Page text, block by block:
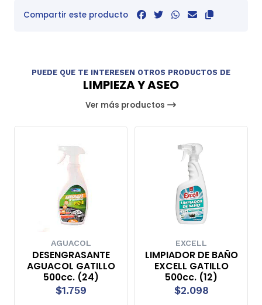
Compartir este producto
PUEDE QUE TE INTERESEN OTROS PRODUCTOS DE
LIMPIEZA Y ASEO
Ver más productos
AGUACOL
DESENGRASANTE
AGUACOL GATILLO
500cc. (24)
$1.759
EXCELL
LIMPIADOR DE BAÑO
EXCELL GATILLO
500cc. (12)
$2.098